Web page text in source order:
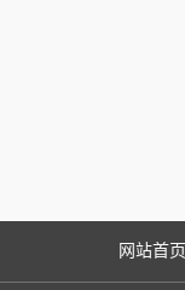
网站首页